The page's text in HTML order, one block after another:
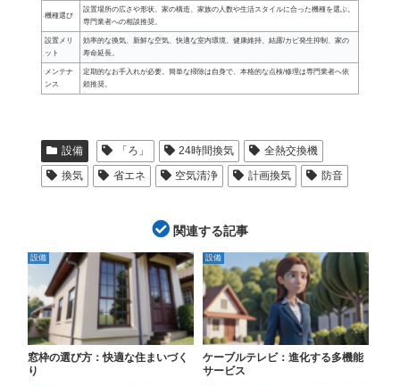
機種選び
設置場所の広さや形状、家の構造、家族の人数や生活スタイルに合った機種を選ぶ。
専門業者への相談推奨。
設置メリ
ット
効率的な換気、新鮮な空気、快適な室内環境、健康維持、結露/カビ発生抑制、家の
寿命延長。
メンテナ
ンス
定期的なお手入れが必要。簡単な掃除は自身で、本格的な点検/修理は専門業者へ依
頼推奨。
設備 「ろ」 24時間換気
全熱交換機
換気
省エネ 空気清浄 計画換気 防音
関連する記事
設備
窓枠の選び方：快適な住まいづく
り
設備
ケーブルテレビ：進化する多機能
サービス